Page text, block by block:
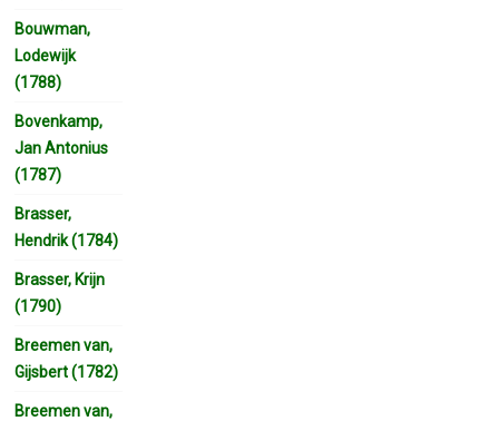
Bouwman,
Lodewijk
(1788)
Bovenkamp,
Jan Antonius
(1787)
Brasser,
Hendrik (1784)
Brasser, Krijn
(1790)
Breemen van,
Gijsbert (1782)
Breemen van,